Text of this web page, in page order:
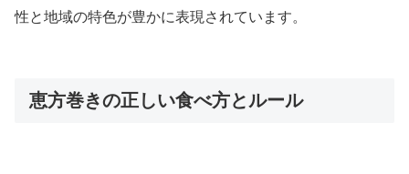
性と地域の特色が豊かに表現されています。
恵方巻きの正しい食べ方とルール